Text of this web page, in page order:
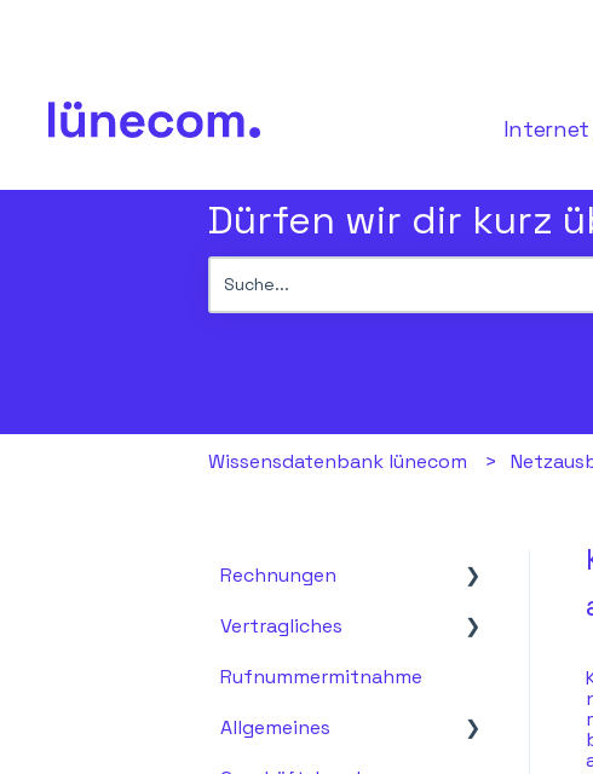
Internet
Dürfen wir dir kurz
Wissensdatenbank lünecom
Rechnungen
Fragen zur Rechnung
Vertragliches
Vertragsdetails &
Rufnummermitnahme
Allgemeines